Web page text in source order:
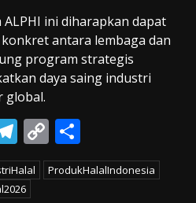
ini diharapkan dapat
antara lembaga dan
program strategis
daya saing industri
global.
T
el
e
C
o
p
h
ar
ProdukHalalIndonesia